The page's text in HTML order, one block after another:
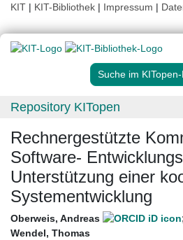
KIT | KIT-Bibliothek | Impressum |
Suche im
Repository KITopen
Rechnergestützte
Software-
Unterstützung einer
Systementwicklung
Oberweis, Andreas
Wendel, Thomas